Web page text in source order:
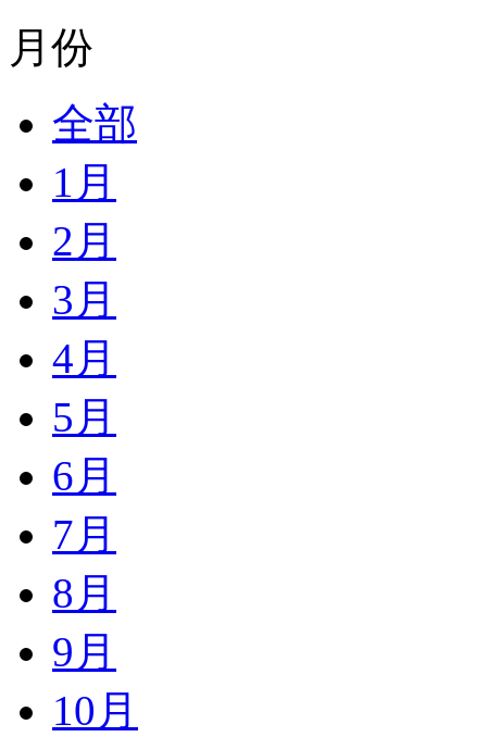
月份
全部
1月
2月
3月
4月
5月
6月
7月
8月
9月
10月